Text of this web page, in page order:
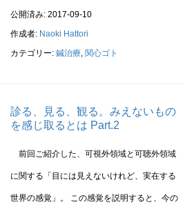
公開済み: 2017-09-10
作成者: Naoki Hattori
カテゴリー:鍼治療 ,関心ゴト
診る、見る、観る。みえないもの
を感じ取るとは Part.2
前回ご紹介した、可視外領域と可聴外領域
に関する「目には見えないけれど、実在する
世界の感覚」。 この感覚を説明すると、今の